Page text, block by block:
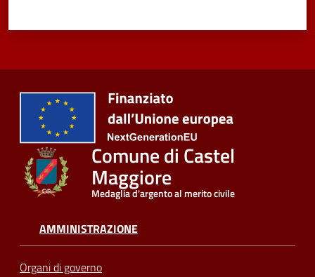
Comune di Castel
Maggiore
Medaglia d'argento al merito civile
AMMINISTRAZIONE
Organi di governo